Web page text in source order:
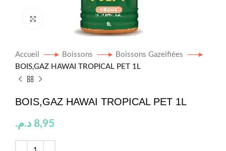
Click to enlarge
Accueil Boissons
Boissons Gazeifiées
BOIS,GAZ HAWAI TROPICAL PET 1L
BOIS,GAZ HAWAI TROPICAL PET 1L
8,95 د.م.